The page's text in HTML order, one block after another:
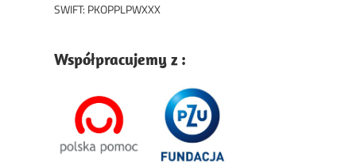
SWIFT: PKOPPLPWXXX
Współpracujemy z :